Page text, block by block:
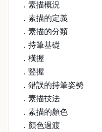
．素描概況
．素描的定義
．素描的分類
．持筆基礎
．橫握
．竪握
．錯誤的持筆姿勢
．素描技法
．素描的顏色
．顏色過渡